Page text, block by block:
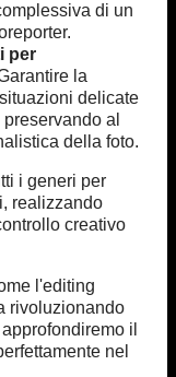
di un
per
la
delicate
al
della foto.
i generi per
realizzando
creativo
l'editing
rivoluzionando
il
nel